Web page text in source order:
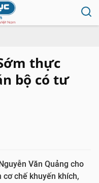
thực
bộ có tư
Văn Quảng cho
chế khuyến khích,